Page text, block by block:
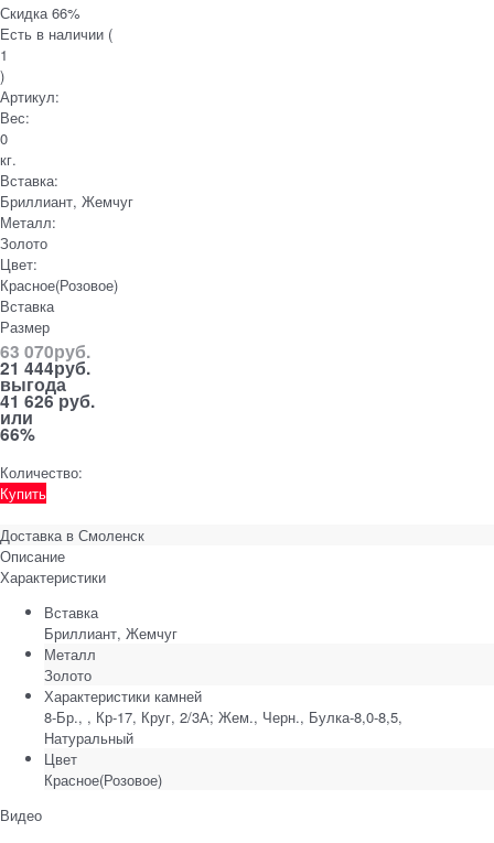
Скидка 66%
Есть в наличии (
1
)
Артикул:
Вес:
0
кг.
Вставка:
Бриллиант, Жемчуг
Металл:
Золото
Цвет:
Красное(Розовое)
Вставка
Размер
63 070руб.
21 444руб.
выгода
41 626 руб.
или
66%
Количество:
Купить
Доставка в Смоленск
Описание
Характеристики
Вставка
Бриллиант, Жемчуг
Металл
Золото
Характеристики камней
8-Бр., , Кр-17, Круг, 2/3А; Жем., Черн., Булка-8,0-8,5,
Натуральный
Цвет
Красное(Розовое)
Видео